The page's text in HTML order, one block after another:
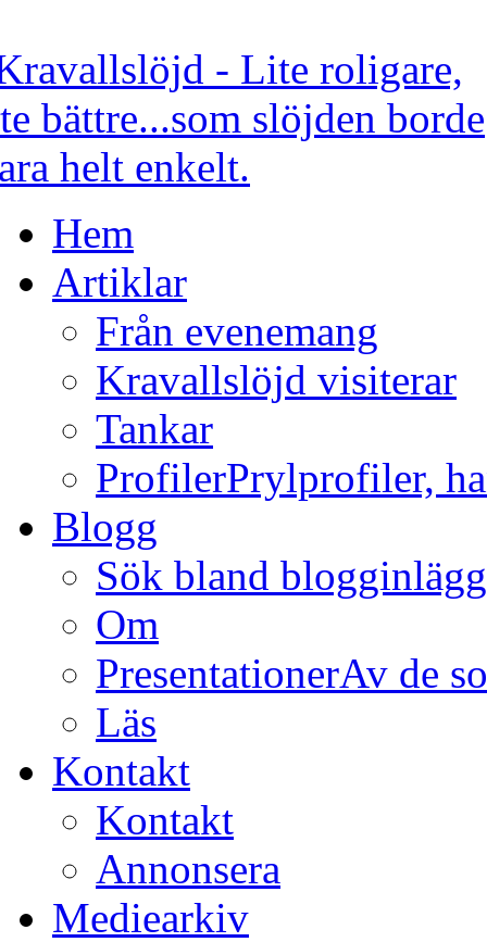
Hem
Artiklar
Från evenemang
Kravallslöjd visiterar
Tankar
ProfilerPrylprofiler,
Blogg
Sök bland
Om
PresentationerAv de
Läs
Kontakt
Kontakt
Annonsera
Mediearkiv